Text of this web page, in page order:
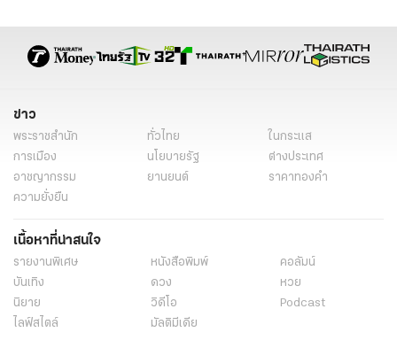
ข่าว
พระราชสำนัก ทั่วไทย
ในกระแส
การเมือง
นโยบายรัฐ
ต่างประเทศ
อาชญากรรม
ยานยนต์
ราคาทองคำ
ความยั่งยืน
เนื้อหาที่น่าสนใจ
รายงานพิเศษ หนังสือพิมพ์
คอลัมน์
บันเทิง
ดวง
หวย
นิยาย
วิดีโอ
Podcast
ไลฟ์สไตล์
มัลติมีเดีย